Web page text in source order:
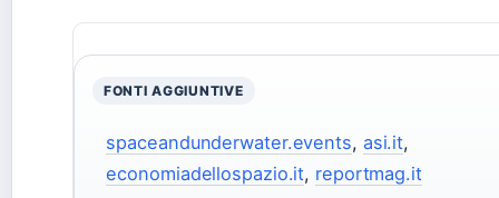
FONTI AGGIUNTIVE
spaceandunderwater.events, asi.it,
economiadellospazio.it, reportmag.it